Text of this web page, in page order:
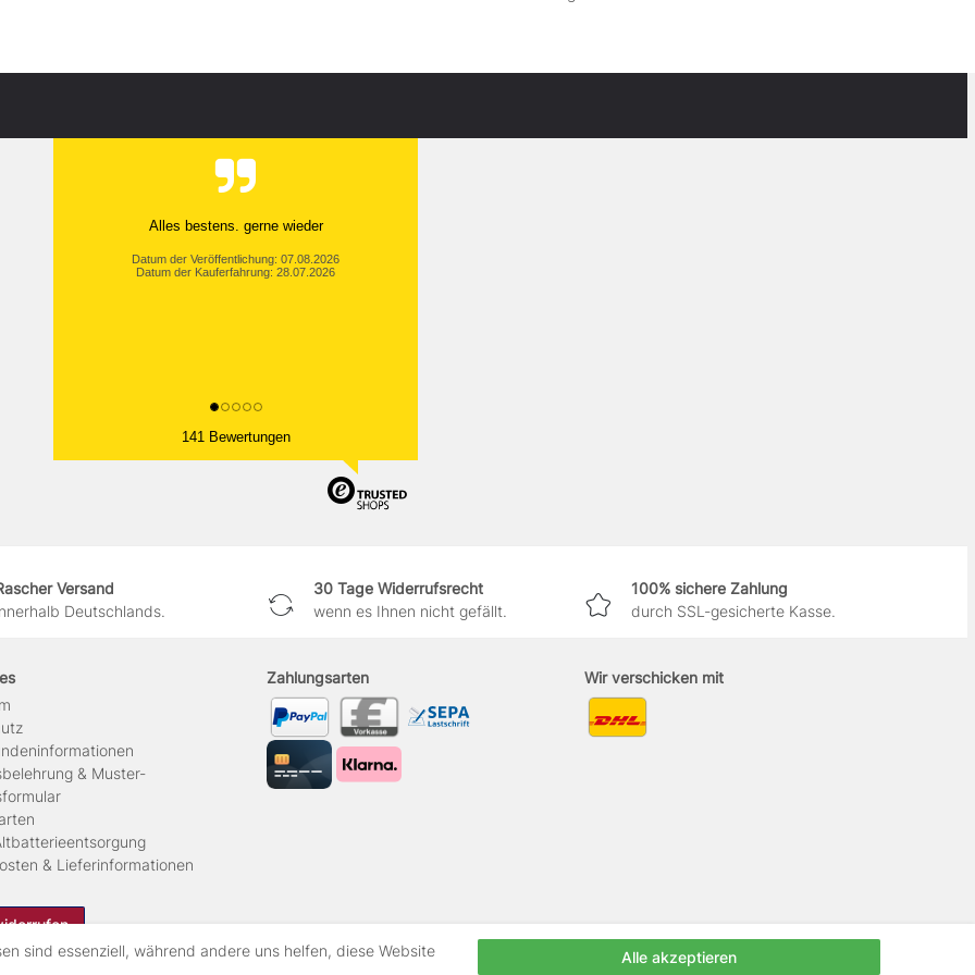
Alles bestens. gerne wieder
Datum der Veröffentlichung: 07.08.2026
Datum der Kauferfahrung: 28.07.2026
141 Bewertungen
Versand
Deutschlands.
30 Tage Widerrufsrecht
wenn es Ihnen nicht gefällt.
100% sichere Zahlung
durch SSL-gesicherte Kasse.
& Muster-
& Lieferinformationen
Zahlungsarten Wir verschicken mit
sind essenziell, während andere uns helfen, diese Website
Alle akzeptieren